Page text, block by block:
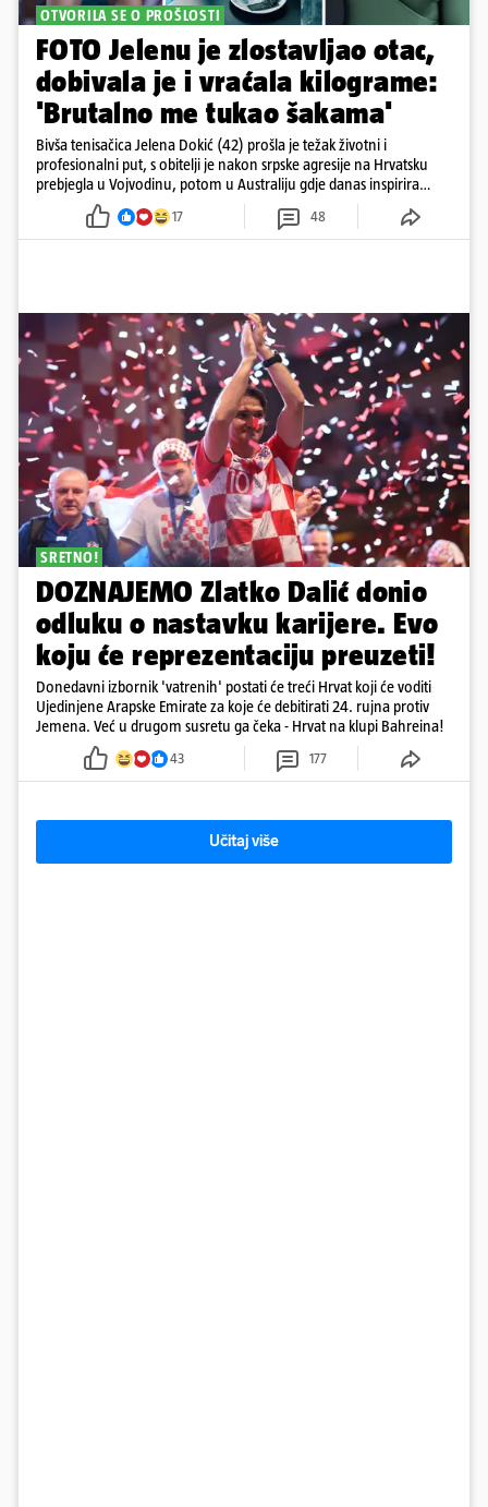
OTVORILA SE O PROŠLOSTI
FOTO Jelenu je zlostavljao otac,
dobivala je i vraćala kilograme:
'Brutalno me tukao šakama'
Bivša tenisačica Jelena Dokić (42) prošla je težak životni i
profesionalni put, s obitelji je nakon srpske agresije na Hrvatsku
prebjegla u Vojvodinu, potom u Australiju gdje danas inspirira
17 48
SRETNO!
DOZNAJEMO Zlatko Dalić donio
odluku o nastavku karijere. Evo
koju će reprezentaciju preuzeti!
Donedavni izbornik 'vatrenih' postati će treći Hrvat koji će voditi
Ujedinjene Arapske Emirate za koje će debitirati 24. rujna protiv
Jemena. Već u drugom susretu ga čeka - Hrvat na klupi Bahreina!
43 177
Učitaj više